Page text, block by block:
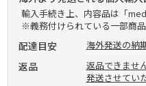
輸入手続き上、内容品は「
※義務付けられている一部商品
配達目安 海外発送の納
返品
返品できませ
発送させてい